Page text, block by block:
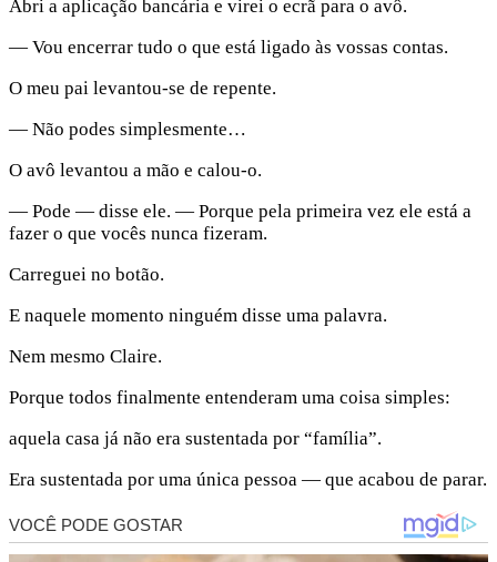
Abri a aplicação bancária e virei o ecrã para o avô.
— Vou encerrar tudo o que está ligado às vossas contas.
O meu pai levantou-se de repente.
— Não podes simplesmente…
O avô levantou a mão e calou-o.
— Pode — disse ele. — Porque pela primeira vez ele está a
fazer o que vocês nunca fizeram.
Carreguei no botão.
E naquele momento ninguém disse uma palavra.
Nem mesmo Claire.
Porque todos finalmente entenderam uma coisa simples:
aquela casa já não era sustentada por “família”.
Era sustentada por uma única pessoa — que acabou de parar.